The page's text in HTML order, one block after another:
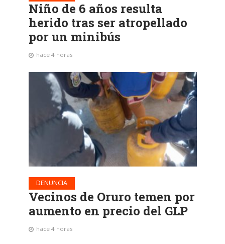
Niño de 6 años resulta
herido tras ser atropellado
por un minibús
hace 4 horas
DENUNCIA
Vecinos de Oruro temen por
aumento en precio del GLP
hace 4 horas